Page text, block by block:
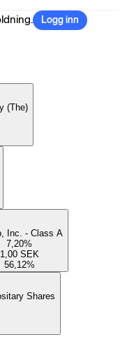
Logg inn
(The)
Inc. - Class A
7,20%
1,00 SEK
56,12%
Shares